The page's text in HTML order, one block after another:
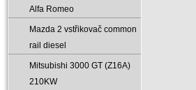
Alfa Romeo
Mazda 2 vstřikovač common
rail diesel
Mitsubishi 3000 GT (Z16A)
210KW